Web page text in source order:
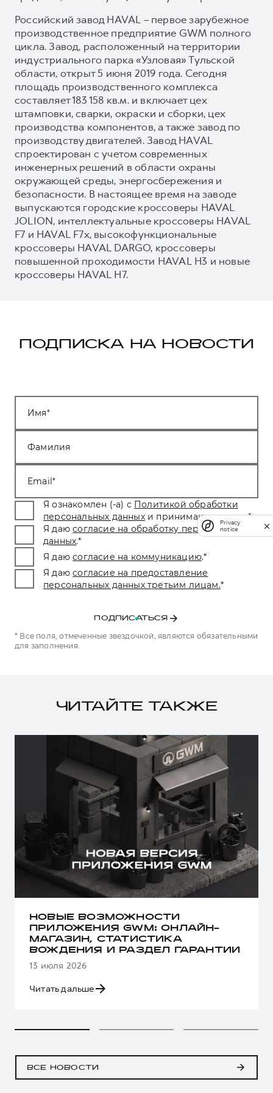
Российский завод HAVAL – первое зарубежное
производственное предприятие GWM полного
цикла. Завод, расположенный на территории
индустриального парка «Узловая» Тульской
области, открыт 5 июня 2019 года. Сегодня
площадь производственного комплекса
составляет 183 158 кв.м. и включает цех
штамповки, сварки, окраски и сборки, цех
производства компонентов, а также завод по
производству двигателей. Завод HAVAL
спроектирован с учетом современных
инженерных решений в области охраны
окружающей среды, энергосбережения и
безопасности. В настоящее время на заводе
выпускаются городские кроссоверы HAVAL
JOLION, интеллектуальные кроссоверы HAVAL
F7 и HAVAL F7x, высокофункциональные
кроссоверы HAVAL DARGO, кроссоверы
повышенной проходимости HAVAL H3 и новые
кроссоверы HAVAL H7.
ПОДПИСКА НА НОВОСТИ
Имя
Фамилия
Email
Я ознакомлен (-а) с Политикой обработки
персональных данных и принимаю условия.*
Я даю согласие на обработку персональных
данных.*
Я даю согласие на коммуникацию.*
Я даю согласие на предоставление
персональных данных третьим лицам.*
ПОДПИСАТЬСЯ
* Все поля, отмеченные звездочкой, являются обязательными
для заполнения.
ЧИТАЙТЕ ТАКЖЕ
НОВЫЕ ВОЗМОЖНОСТИ
ПРИЛОЖЕНИЯ GWM: ОНЛАЙН-
МАГАЗИН, СТАТИСТИКА
ВОЖДЕНИЯ И РАЗДЕЛ ГАРАНТИИ
13 июля 2026
Читать дальше
ВСЕ НОВОСТИ
Privacy
notice